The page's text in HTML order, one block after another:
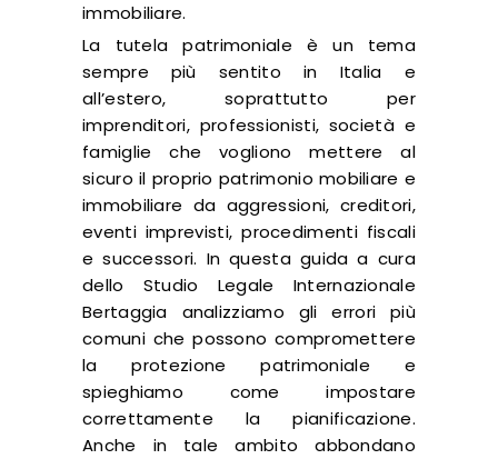
immobiliare.
La tutela patrimoniale è un tema
sempre più sentito in Italia e
all’estero, soprattutto per
imprenditori, professionisti, società e
famiglie che vogliono mettere al
sicuro il proprio patrimonio mobiliare e
immobiliare da aggressioni, creditori,
eventi imprevisti, procedimenti fiscali
e successori. In questa guida a cura
dello Studio Legale Internazionale
Bertaggia analizziamo gli errori più
comuni che possono compromettere
la protezione patrimoniale e
spieghiamo come impostare
correttamente la pianificazione.
Anche in tale ambito abbondano